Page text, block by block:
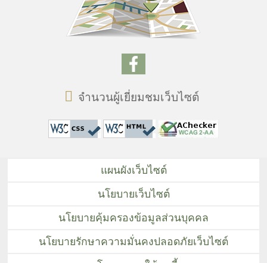
จำนวนผู้เยี่ยมชมเว็บไซต์
แผนผังเว็บไซต์
นโยบายเว็บไซต์
นโยบายคุ้มครองข้อมูลส่วนบุคคล
นโยบายรักษาความมั่นคงปลอดภัยเว็บไซต์